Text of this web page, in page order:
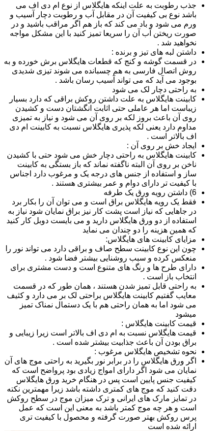
جذب رطوبت به علت اینکه هایگلاس از نوع ام دی اف می
باشد نوع بی کیفیت آن در مقابل آب و رطوبت دچار آسیب و
ورم می شود و باد می کند که باز هم اگر مراقب باشید و در
صورت ریختن آب آن را سریعا تمیز کنید با این مشکل مواجه
نخواهید شد .
داشتن لبه های تیز و برنده :
در قسمت گوشه و کنج که قطعات هایگلاس برش خورده و به
روش اتصال فارسی به هم چسبانده می شوند تیزی شدیدی
بوجود می آید که می تواند آسیب رسان باشد .
به راحتی دچار لک می شود
کابینت هایگلاس به علت داشتن روکش براقی که دارد بسیار
زیباست اما هر عاملی حتی اثابت انگشتان دست و کشیدن
روی آن باعث بروز لکه بر روی آن می شود و نیاز به تمیزی
مداوم دارد یعنی لکه پذیری هایگلاس نسبت به کابینت ام دی
اف بالاتر است .
ایجاد خش بر روی آن :
کابینت هایگلاس به راحتی دچار خش می شود حتی با کشیدن
ناخن بر روی آن البته ناگفته نماند که باز بستگی به کابینت
ساز و استفاده از جنس های درجه یک و مرغوب دارد اجناس
با کیفیت تر دارای دوام و عمر بیشتری هستند .
6) داشتن رویه ورق یک طرفه
فقط یک رویه هایگلاس براق است و می توان آن را بکار برد
در جاهایی که نیاز است پشت کار نیز براق نمایان شود نیاز به
استفاده از دو ورق هایگلاس دارید و می بایست دوبل کار کنید
که همین هزینه را دو چندان می نماید
مزایای کابینت های هایگلاس:
چون این نوع کابینت سطح صاف و براقی دارد می تواند نور را
منعکس کرده و سبب روشنایی بیشتر فضا شود .
دارای طرح ها و رنگ های متنوع است و دست مشتری برای
انتخاب باز است .
به راحتی قابل تمیز شدن هستند ، همان طور که در قسمت
معایب گفتیم کابینت هایگلاس براحتی لک بر می دارد و کثیف
می شود اما به همان راحتی هم با یک دستمال نمناک تمیز
میشود
قیمت کابینت هایگلاس :
قیمت هایگلاس نسبت به ام دی اف بالاتر است زیرا زیبایی و
براق بودن آن باعث جذابیت بیشتر شده است .
نحوه تشخیص هایگلاس مرغوب :
اگر ورق هایگلاس را در برابر نور بگیرید به راحتی موج های آن
نمایان می شود اگر دارای امواج زیادی بود پرواضح است که
کیفیت جنس پایین است پس در هنگام خرید ورق هایگلاس
دقت کنید که موج های کمتری داشته باشد زیرا مهمترین نکته
در تمایز مارک های ایرانی و ترک میزان موج در سطح روکش
است و هر چه موج کمتر باشد به معنی این است که عمل
پرس روکش بهتر صورت گرفته و محصول با کیفیت تری
ارائه شده است